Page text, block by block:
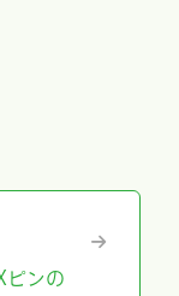
ピンの